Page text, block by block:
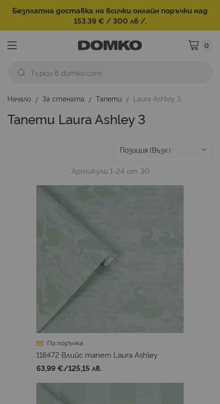
Безплатна доставка на всички онлайн поръчки над
153.39 € / 300 лв /.
Моята
0
Начало За стената Тапети Laura Ashley 3
Тапети Laura Ashley 3
Артикули 1-24 от 30
По поръчка
118472 Влийс тапет Laura Ashley
63,99 €/125,15 лв.